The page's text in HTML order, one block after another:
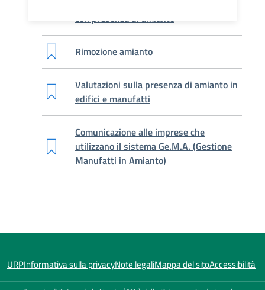
con presenza di amianto
Rimozione amianto
Valutazioni sulla presenza di amianto in
edifici e manufatti
Comunicazione alle imprese che
utilizzano il sistema Ge.M.A. (Gestione
Manufatti in Amianto)
URPInformativa sulla privacyNote legaliMappa del sitoAccessibilità